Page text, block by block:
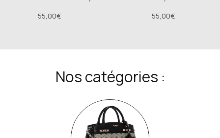
55,00€
55,00€
Nos catégories :